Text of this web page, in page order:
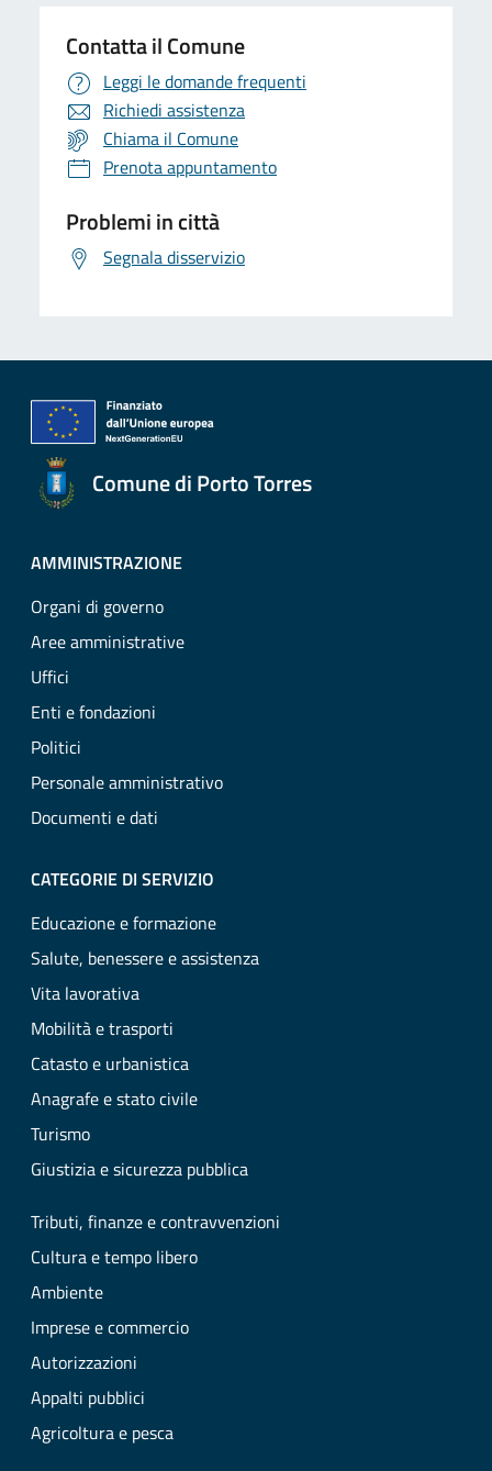
Contatta il Comune
Leggi le domande frequenti
Richiedi assistenza
Chiama il Comune
Prenota appuntamento
Problemi in città
Segnala disservizio
Comune di Porto Torres
AMMINISTRAZIONE
Organi di governo
Aree amministrative
Uffici
Enti e fondazioni
Politici
Personale amministrativo
Documenti e dati
CATEGORIE DI SERVIZIO
Educazione e formazione
Salute, benessere e assistenza
Vita lavorativa
Mobilità e trasporti
Catasto e urbanistica
Anagrafe e stato civile
Turismo
Giustizia e sicurezza pubblica
Tributi, finanze e contravvenzioni
Cultura e tempo libero
Ambiente
Imprese e commercio
Autorizzazioni
Appalti pubblici
Agricoltura e pesca